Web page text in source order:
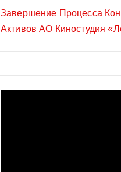
Завершение Процесса
Активов АО Киностудия